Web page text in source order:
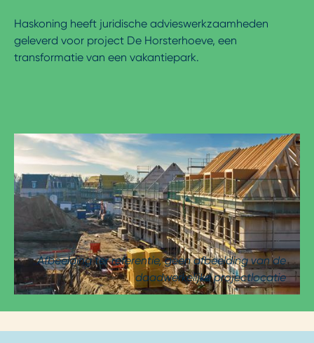
Haskoning heeft juridische advieswerkzaamheden
geleverd voor project De Horsterhoeve, een
transformatie van een vakantiepark.
Afbeelding ter referentie, geen afbeelding van de
daadwerkelijke projectlocatie